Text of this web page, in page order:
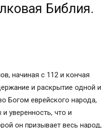
Библия.
начиная с 112 и кончая
и раскрытие одной и
Богом еврейского народа,
уверенность, что и
он призывает весь народ,